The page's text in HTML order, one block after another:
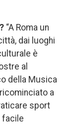
“A Roma un
dai luoghi
è
al
della Musica
a
sport
facile